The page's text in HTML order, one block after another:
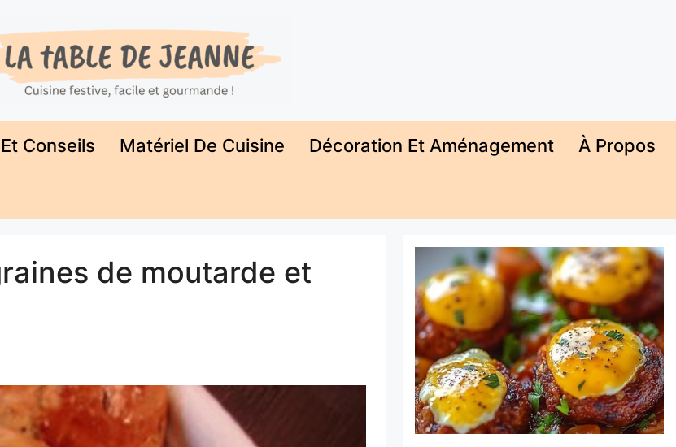
Conseils Matériel De Cuisine Décoration Et Aménagement À Propos
de moutarde et